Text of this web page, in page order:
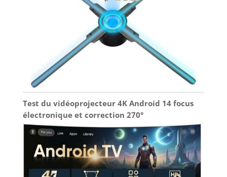
Test du vidéoprojecteur 4K Android 14 focus
électronique et correction 270°